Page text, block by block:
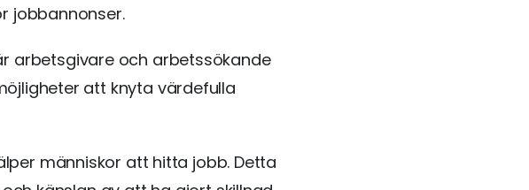
jobbannonser.
arbetsgivare och arbetssökande
att knyta värdefulla
människor att hitta jobb. Detta